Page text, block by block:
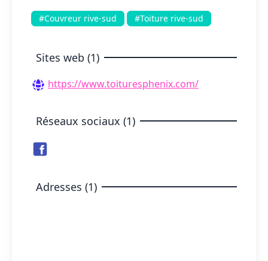
#Couvreur rive-sud #Toiture rive-sud
Sites web (1)
https://www.toituresphenix.com/
Réseaux sociaux (1)
Adresses (1)